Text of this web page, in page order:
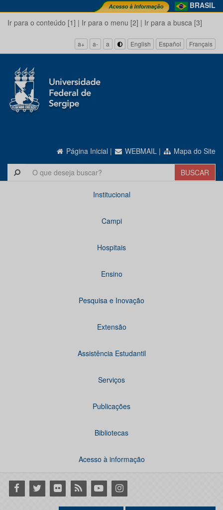
BRASIL
Ir para o conteúdo [1] | Ir para o menu [2] | Ir para a busca [3]
a+ a- a English Español Français
Página Inicial | WEBMAIL | Mapa do Site
Institucional
Campi
Hospitais
Ensino
Pesquisa e Inovação
Extensão
Assistência Estudantil
Serviços
Publicações
Bibliotecas
Acesso à informação
Facebook
Twitter Flickr RSS YoutubeInstagram